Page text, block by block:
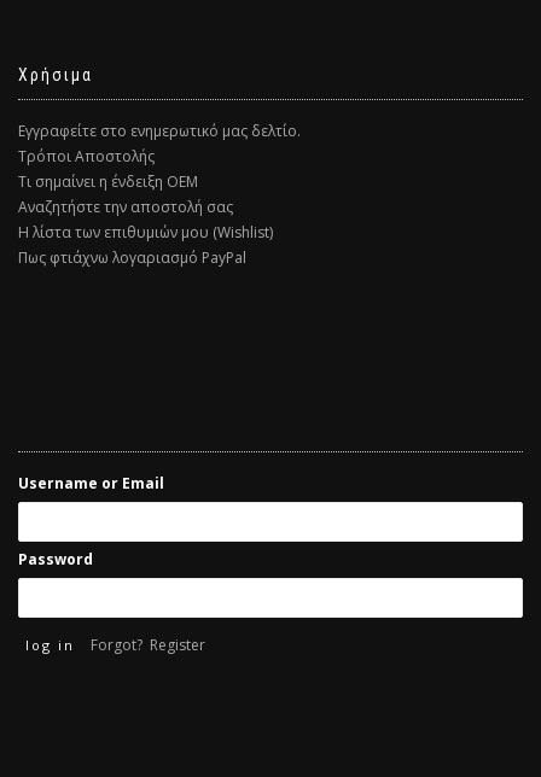
Χρήσιμα
Εγγραφείτε στο ενημερωτικό μας δελτίο.
Τρόποι Αποστολής
Τι σημαίνει η ένδειξη ΟΕΜ
Αναζητήστε την αποστολή σας
Η λίστα των επιθυμιών μου (Wishlist)
Πως φτιάχνω λογαριασμό PayPal
Username or Email
Password
Forgot? Register